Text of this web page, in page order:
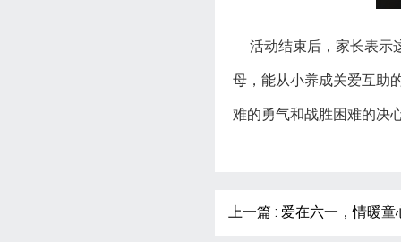
活动结束后，家长表示
母，能从小养成关爱互助
难的勇气和战胜困难的决
上一篇 : 爱在六一，情暖童